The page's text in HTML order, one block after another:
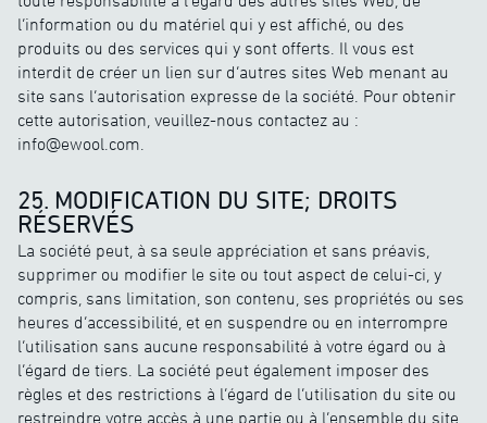
l’information ou du matériel qui y est affiché, ou des
produits ou des services qui y sont offerts. Il vous est
interdit de créer un lien sur d’autres sites Web menant au
site sans l’autorisation expresse de la société. Pour obtenir
cette autorisation, veuillez-nous contactez au :
info@ewool.com.
25. MODIFICATION DU SITE; DROITS
RÉSERVÉS
La société peut, à sa seule appréciation et sans préavis,
supprimer ou modifier le site ou tout aspect de celui-ci, y
compris, sans limitation, son contenu, ses propriétés ou ses
heures d’accessibilité, et en suspendre ou en interrompre
l’utilisation sans aucune responsabilité à votre égard ou à
l’égard de tiers. La société peut également imposer des
règles et des restrictions à l’égard de l’utilisation du site ou
restreindre votre accès à une partie ou à l’ensemble du site